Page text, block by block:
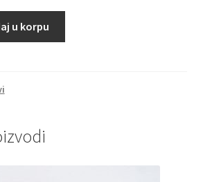
u korpu